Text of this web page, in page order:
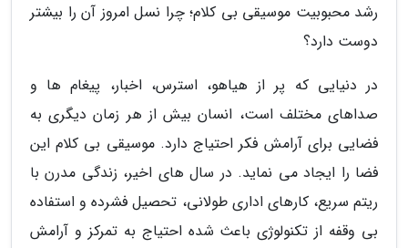
رشد محبوبیت موسیقی بی کلام؛ چرا نسل امروز آن را بیشتر
دوست دارد؟
در دنیایی که پر از هیاهو، استرس، اخبار، پیغام ها و
صداهای مختلف است، انسان بیش از هر زمان دیگری به
فضایی برای آرامش فکر احتیاج دارد. موسیقی بی کلام این
فضا را ایجاد می نماید. در سال های اخیر، زندگی مدرن با
ریتم سریع، کارهای اداری طولانی، تحصیل فشرده و استفاده
بی وقفه از تکنولوژی باعث شده احتیاج به تمرکز و آرامش